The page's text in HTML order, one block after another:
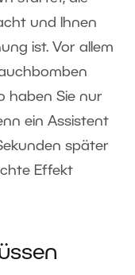
und Ihnen
ist. Vor allem
haben Sie nur
ein Assistent
später
Effekt